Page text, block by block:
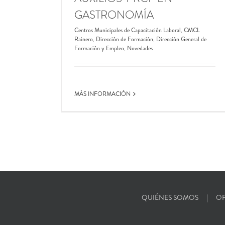
GASTRONOMÍA
Centros Municipales de Capacitación Laboral, CMCL
Rainero, Dirección de Formación, Dirección General de
Formación y Empleo, Novedades
MÁS INFORMACIÓN
QUIÉNES SOMOS